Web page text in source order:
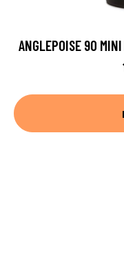
ANGLEPOISE 90